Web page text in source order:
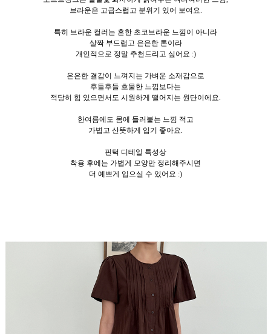
브라운은 고급스럽고 분위기 있어 보여요.
특히 브라운 컬러는 흔한 초코브라운 느낌이 아니라
살짝 부드럽고 은은한 톤이라
개인적으로 정말 추천드리고 싶어요 :)
은은한 결감이 느껴지는 가벼운 소재감으로
후들후들 흐물한 느낌보다는
적당히 힘 있으면서도 시원하게 떨어지는 원단이에요.
한여름에도 몸에 들러붙는 느낌 적고
가볍고 산뜻하게 입기 좋아요.
핀턱 디테일 특성상
착용 후에는 가볍게 모양만 정리해주시면
더 예쁘게 입으실 수 있어요 :)